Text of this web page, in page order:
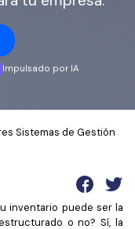
de IA
Impulsado por IA
Sistemas de Gestión
inventario puede ser la
o no? Sí, la